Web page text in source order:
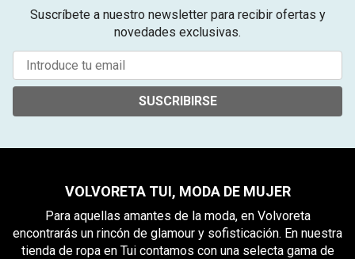
Suscríbete a nuestro newsletter para recibir ofertas y
novedades exclusivas.
SUSCRIBIRSE
VOLVORETA TUI, MODA DE MUJER
Para aquellas amantes de la moda, en Volvoreta
encontrarás un rincón de glamour y sofisticación. En nuestra
tienda de ropa en Tui contamos con una selecta gama de